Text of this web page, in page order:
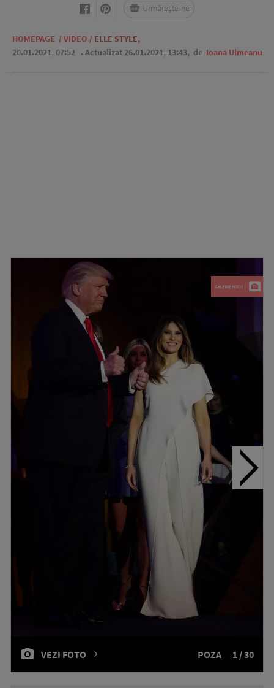
HOMEPAGE / VIDEO / ELLE STYLE,
20.01.2021, 07:52 . Actualizat 26.01.2021, 13:43, de Ioana Ulmeanu
Urmărește-ne
VEZI FOTO POZA 1 / 30